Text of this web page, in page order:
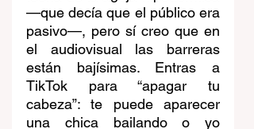
—que decía que el público era
pasivo—, pero sí creo que en
el audiovisual las barreras
están bajísimas. Entras a
TikTok para “apagar tu
cabeza”: te puede aparecer
una chica bailando o yo